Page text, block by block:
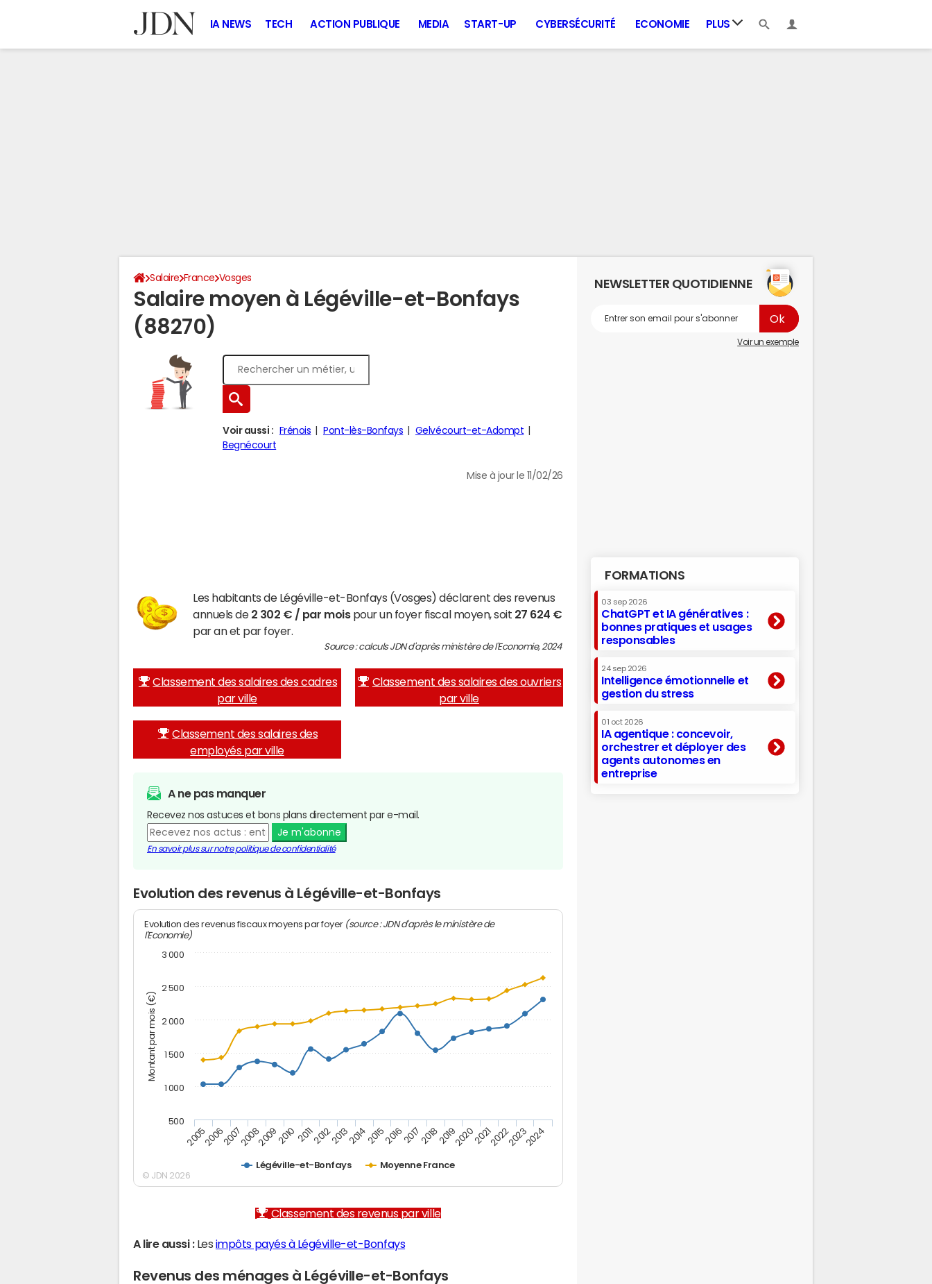
IA NEWS TECH ACTION PUBLIQUE MEDIA START-UP CYBERSÉCURITÉ ECONOMIE PLUS
Salaire France Vosges
Salaire moyen à Légéville-et-Bonfays
(88270)
Voir aussi : Frénois Pont-lès-Bonfays
Gelvécourt-et-Adompt
Begnécourt
Mise à jour le 11/02/26
Les habitants de Légéville-et-Bonfays (Vosges) déclarent des revenus
annuels de 2 302 € / par moispour un foyer fiscal moyen, soit 27 624 €
par an et par foyer.
Source : calculs JDN d'après ministère de l'Economie, 2024
Classement des salaires des cadres
par ville
Classement des salaires des ouvriers
par ville
Classement des salaires des
employés par ville
A ne pas manquer
Recevez nos astuces et bons plans directement par e-mail.
Je m'abonne
En savoir plus sur notre politique de confidentialité
Evolution des revenus à Légéville-et-Bonfays
Montant par mois (€)
Evolution des revenus fiscaux moyens par foyer (source : JDN d'après le ministère de
l'Economie)
Légéville-et-Bonfays Moyenne France
200520062007200820092010 20112012201320142015201620172018201920202021202220232024
500
1 000
1 500
2 000
2 500
3 000
© JDN 2026
Classement des revenus par ville
A lire aussi :Les impôts payés à Légéville-et-Bonfays
Revenus des ménages à Légéville-et-Bonfays
NEWSLETTER QUOTIDIENNE
Voir un exemple
FORMATIONS
03 sep 2026
ChatGPT et IA génératives :
bonnes pratiques et usages
responsables
24 sep 2026
Intelligence émotionnelle et
gestion du stress
01 oct 2026
IA agentique : concevoir,
orchestrer et déployer des
agents autonomes en
entreprise